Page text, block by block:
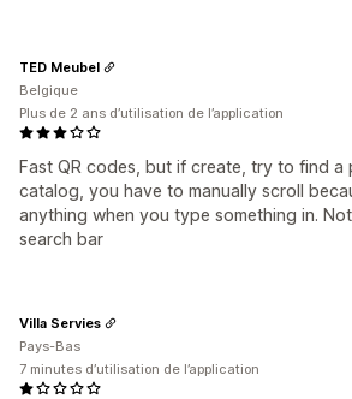
Fast QR codes, but if create, try to find a
catalog, you have to manually scroll
anything when you type something in.
search bar
TED Meubel
Belgique
Plus de 2 ans d’utilisation de l’application
Villa Servies
Pays-Bas
7 minutes d’utilisation de l’application